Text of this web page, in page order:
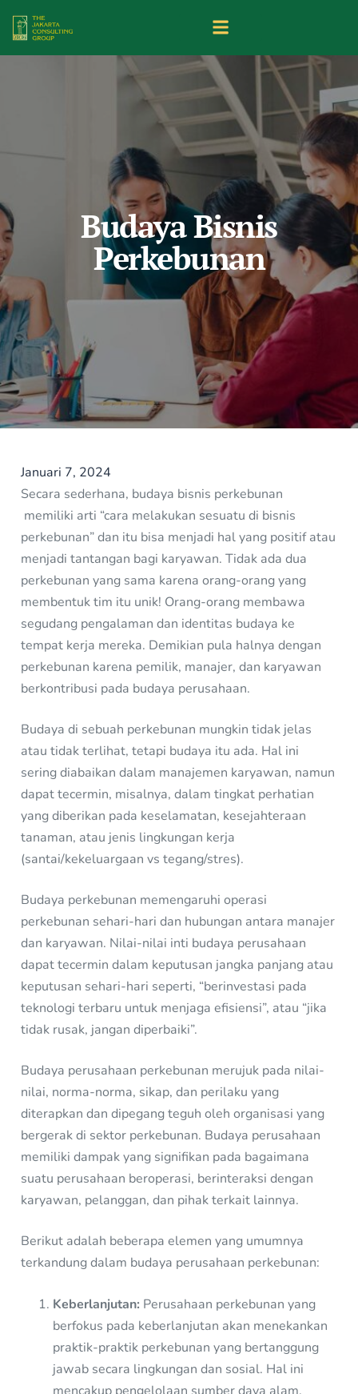
Budaya Bisnis
Perkebunan
Januari 7, 2024
Secara sederhana, budaya bisnis perkebunan
memiliki arti “cara melakukan sesuatu di bisnis
perkebunan” dan itu bisa menjadi hal yang positif atau
menjadi tantangan bagi karyawan. Tidak ada dua
perkebunan yang sama karena orang-orang yang
membentuk tim itu unik! Orang-orang membawa
segudang pengalaman dan identitas budaya ke
tempat kerja mereka. Demikian pula halnya dengan
perkebunan karena pemilik, manajer, dan karyawan
berkontribusi pada budaya perusahaan.
Budaya di sebuah perkebunan mungkin tidak jelas
atau tidak terlihat, tetapi budaya itu ada. Hal ini
sering diabaikan dalam manajemen karyawan, namun
dapat tecermin, misalnya, dalam tingkat perhatian
yang diberikan pada keselamatan, kesejahteraan
tanaman, atau jenis lingkungan kerja
(santai/kekeluargaan vs tegang/stres).
Budaya perkebunan memengaruhi operasi
perkebunan sehari-hari dan hubungan antara manajer
dan karyawan. Nilai-nilai inti budaya perusahaan
dapat tecermin dalam keputusan jangka panjang atau
keputusan sehari-hari seperti, “berinvestasi pada
teknologi terbaru untuk menjaga efisiensi”, atau “jika
tidak rusak, jangan diperbaiki”.
Budaya perusahaan perkebunan merujuk pada nilai-
nilai, norma-norma, sikap, dan perilaku yang
diterapkan dan dipegang teguh oleh organisasi yang
bergerak di sektor perkebunan. Budaya perusahaan
memiliki dampak yang signifikan pada bagaimana
suatu perusahaan beroperasi, berinteraksi dengan
karyawan, pelanggan, dan pihak terkait lainnya.
Berikut adalah beberapa elemen yang umumnya
terkandung dalam budaya perusahaan perkebunan:
Keberlanjutan: Perusahaan perkebunan yang
berfokus pada keberlanjutan akan menekankan
praktik-praktik perkebunan yang bertanggung
jawab secara lingkungan dan sosial. Hal ini
mencakup pengelolaan sumber daya alam,